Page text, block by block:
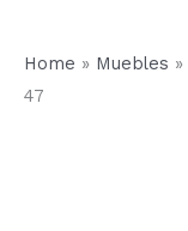
Home » Muebles »
47